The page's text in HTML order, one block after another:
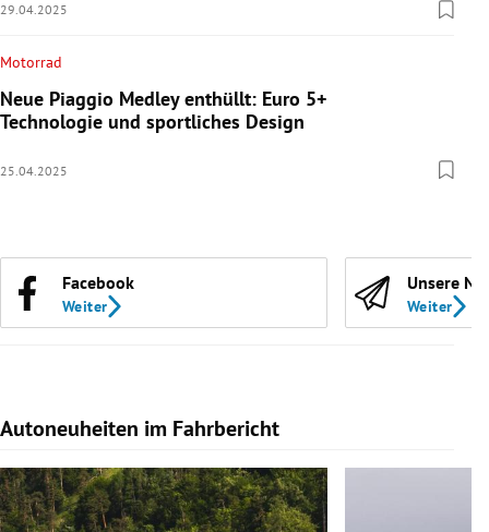
29.04.2025
Motorrad
Neue Piaggio Medley enthüllt: Euro 5+
Technologie und sportliches Design
25.04.2025
Facebook
Weiter
Unsere
Weiter
Autoneuheiten im Fahrbericht
Slide 1 von 7